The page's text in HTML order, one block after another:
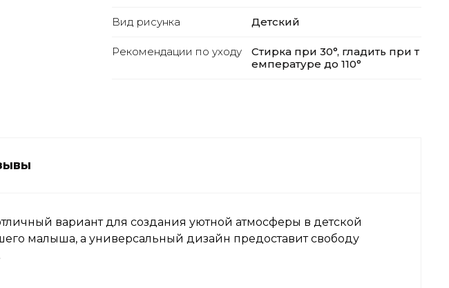
Вид рисунка Детский
Рекомендации по уходу
Стирка при 30°, гладить при т
емпературе до 110°
вариант для создания уютной атмосферы в детской
малыша, а универсальный дизайн предоставит свободу